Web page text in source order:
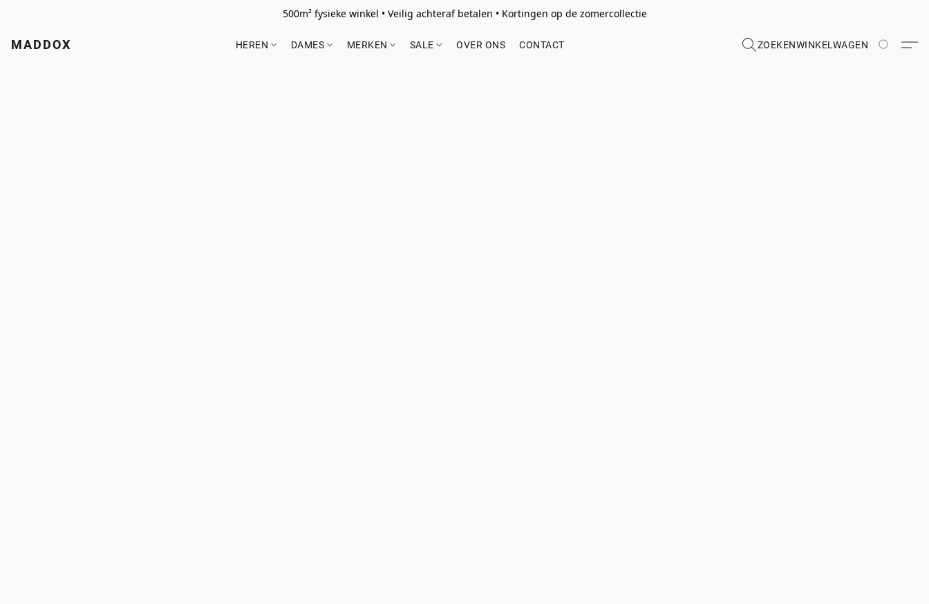
500m² fysieke winkel • Veilig achteraf betalen • Kortingen op de zomercollectie
MADDOX HEREN DAMES MERKEN SALE OVER ONS CONTACT ZOEKENWINKELWAGEN